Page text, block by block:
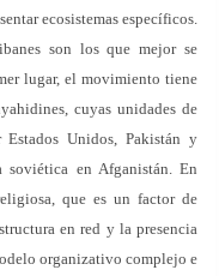
ecosistemas específicos.
son los que mejor se
lugar, el movimiento tiene
cuyas unidades de
Estados Unidos, Pakistán y
soviética en Afganistán. En
que es un factor de
en red y la presencia
organizativo complejo e